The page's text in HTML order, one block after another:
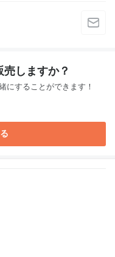
しますか？
にすることができます！